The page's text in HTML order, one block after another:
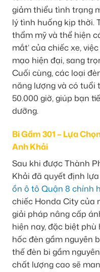
giảm thiểu tình trạng
lý tình huống kịp thời.
thẩm mỹ và thể hiện
mắt’ của chiếc xe,
mạo hiện đại, sang
Cuối cùng, các loại
năng lượng và có tuổi
50.000 giờ, giúp bạn
dưỡng.
Bi Gầm 301 – Lựa
Anh Khải
Sau khi được Thành
Khải đã quyết định
ồn ô tô Quận 8 chính
chiếc Honda City của
giải pháp nâng cấp
hiện nay, đặc biệt
hốc đèn gầm nguyên
thế đèn bi gầm
chất lượng cao sẽ